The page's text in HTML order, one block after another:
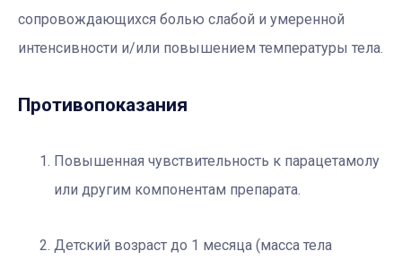
сопровождающихся болью слабой и умеренной
интенсивности и/или повышением температуры тела.
Противопоказания
Повышенная чувствительность к парацетамолу
или другим компонентам препарата.
Детский возраст до 1 месяца (масса тела